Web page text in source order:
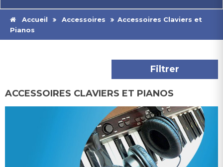
Accueil Accessoires
Accessoires Claviers et
Pianos
Filtrer
ACCESSOIRES CLAVIERS ET PIANOS